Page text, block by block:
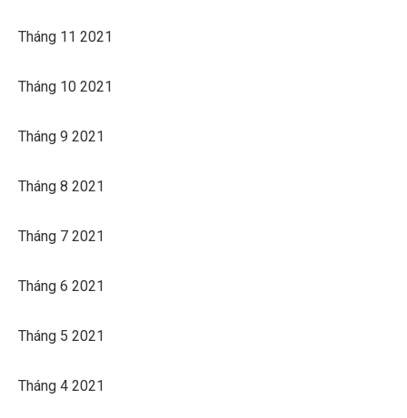
Tháng 11 2021
Tháng 10 2021
Tháng 9 2021
Tháng 8 2021
Tháng 7 2021
Tháng 6 2021
Tháng 5 2021
Tháng 4 2021